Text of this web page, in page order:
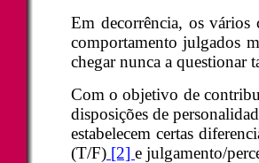
Em decorrência, os vários
comportamento julgados
chegar nunca a questionar
Com o objetivo de
disposições de
estabelecem certas
(T/F) [2] e julgamento/